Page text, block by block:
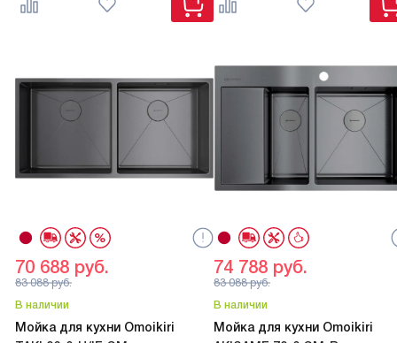
В наличии
Мойка для кухни Omoikiri
70 688 руб.
83 088руб.
В наличии
Мойка для кухни Omoikiri
74 788 руб.
83 088руб.